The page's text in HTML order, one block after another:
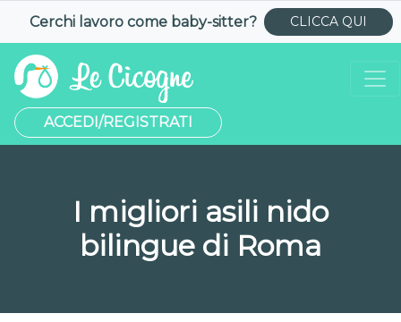
Cerchi lavoro come baby-sitter? CLICCA QUI
ACCEDI/REGISTRATI
I migliori asili nido
bilingue di Roma